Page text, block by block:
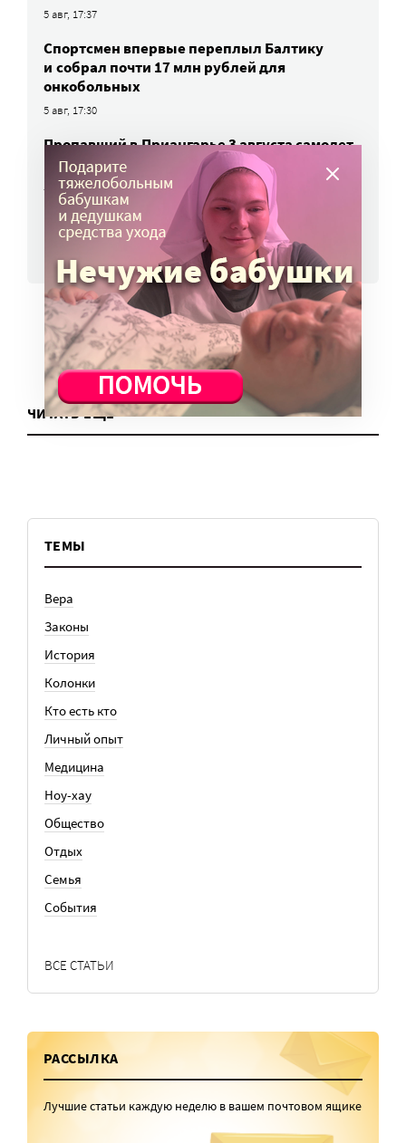
5 авг, 17:37
Спортсмен впервые переплыл Балтику
и собрал почти 17 млн рублей для
онкобольных
5 авг, 17:30
Пропавший в Приангарье 3 августа самолет
найден, оба летчика живы
5 авг, 15:48
ВСЕ НОВОСТИ
ЧИТАТЬ ЕЩЕ
ТЕМЫ
Вера
Законы
История
Колонки
Кто есть кто
Личный опыт
Медицина
Ноу-хау
Общество
Отдых
Семья
События
ВСЕ СТАТЬИ
РАССЫЛКА
Лучшие статьи каждую неделю в вашем почтовом ящике